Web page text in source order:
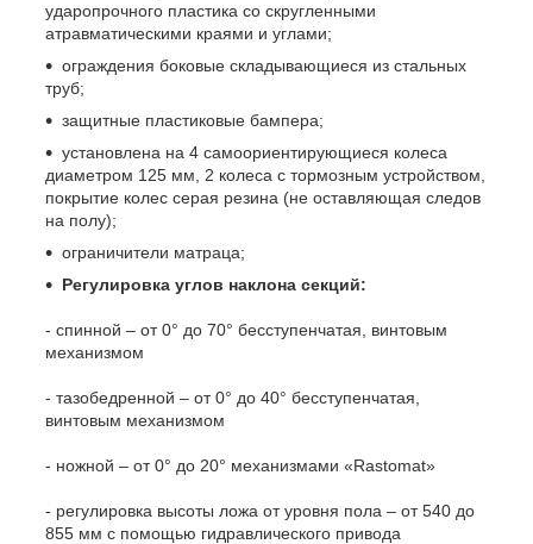
ударопрочного пластика со скругленными
атравматическими краями и углами;
ограждения боковые складывающиеся из стальных
труб;
защитные пластиковые бампера;
установлена на 4 самоориентирующиеся колеса
диаметром 125 мм, 2 колеса с тормозным устройством,
покрытие колес серая резина (не оставляющая следов
на полу);
ограничители матраца;
Регулировка углов наклона секций:
- спинной – от 0° до 70° бесступенчатая, винтовым
механизмом
- тазобедренной – от 0° до 40° бесступенчатая,
винтовым механизмом
- ножной – от 0° до 20° механизмами «Rastomat»
- регулировка высоты ложа от уровня пола – от 540 до
855 мм с помощью гидравлического привода